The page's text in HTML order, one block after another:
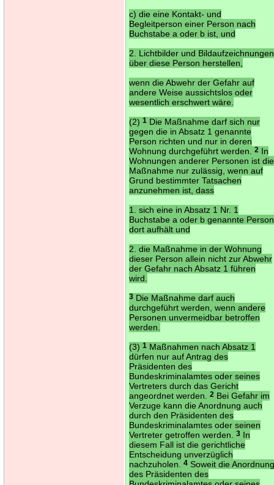
c) die eine Kontakt- und
Begleitperson einer Person nach
Buchstabe a oder b ist, und
2. Lichtbilder und Bildaufzeichnungen
über diese Person herstellen,
wenn die Abwehr der Gefahr auf
andere Weise aussichtslos oder
wesentlich erschwert wäre.
(2)1 Die Maßnahme darf sich nur
gegen die in Absatz 1 genannte
Person richten und nur in deren
Wohnung durchgeführt werden.2 In
Wohnungen anderer Personen ist die
Maßnahme nur zulässig, wenn auf
Grund bestimmter Tatsachen
anzunehmen ist, dass
1. sich eine in Absatz 1 Nr. 1
Buchstabe a oder b genannte Person
dort aufhält und
2. die Maßnahme in der Wohnung
dieser Person allein nicht zur Abwehr
der Gefahr nach Absatz 1 führen
wird.
3 Die Maßnahme darf auch
durchgeführt werden, wenn andere
Personen unvermeidbar betroffen
werden.
(3)1 Maßnahmen nach Absatz 1
dürfen nur auf Antrag des
Präsidenten des
Bundeskriminalamtes oder seines
Vertreters durch das Gericht
angeordnet werden.2 Bei Gefahr im
Verzuge kann die Anordnung auch
durch den Präsidenten des
Bundeskriminalamtes oder seinen
Vertreter getroffen werden.3 In
diesem Fall ist die gerichtliche
Entscheidung unverzüglich
nachzuholen.4 Soweit die
des Präsidenten des